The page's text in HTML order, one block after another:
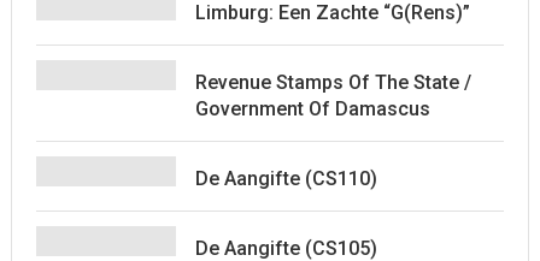
Limburg: Een Zachte “G(rens)”
Revenue Stamps Of The State /
Government Of Damascus
De Aangifte (CS110)
De Aangifte (CS105)